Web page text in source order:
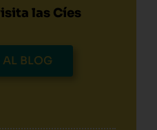
las Cíes
AL BLOG